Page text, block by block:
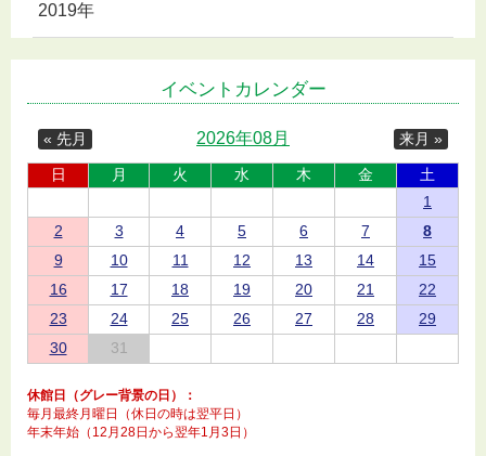
2019年
イベントカレンダー
« 先月 来月 »
2026年08月
日 月 火 水 木 金
土
1
2
3 4 5 6 7
8
9
10 11 12 13 14
15
16
17 18 19 20 21
22
23
24 25 26 27 28
29
30
31
休館日（グレー背景の日）：
毎月最終月曜日（休日の時は翌平日）
年末年始（12月28日から翌年1月3日）